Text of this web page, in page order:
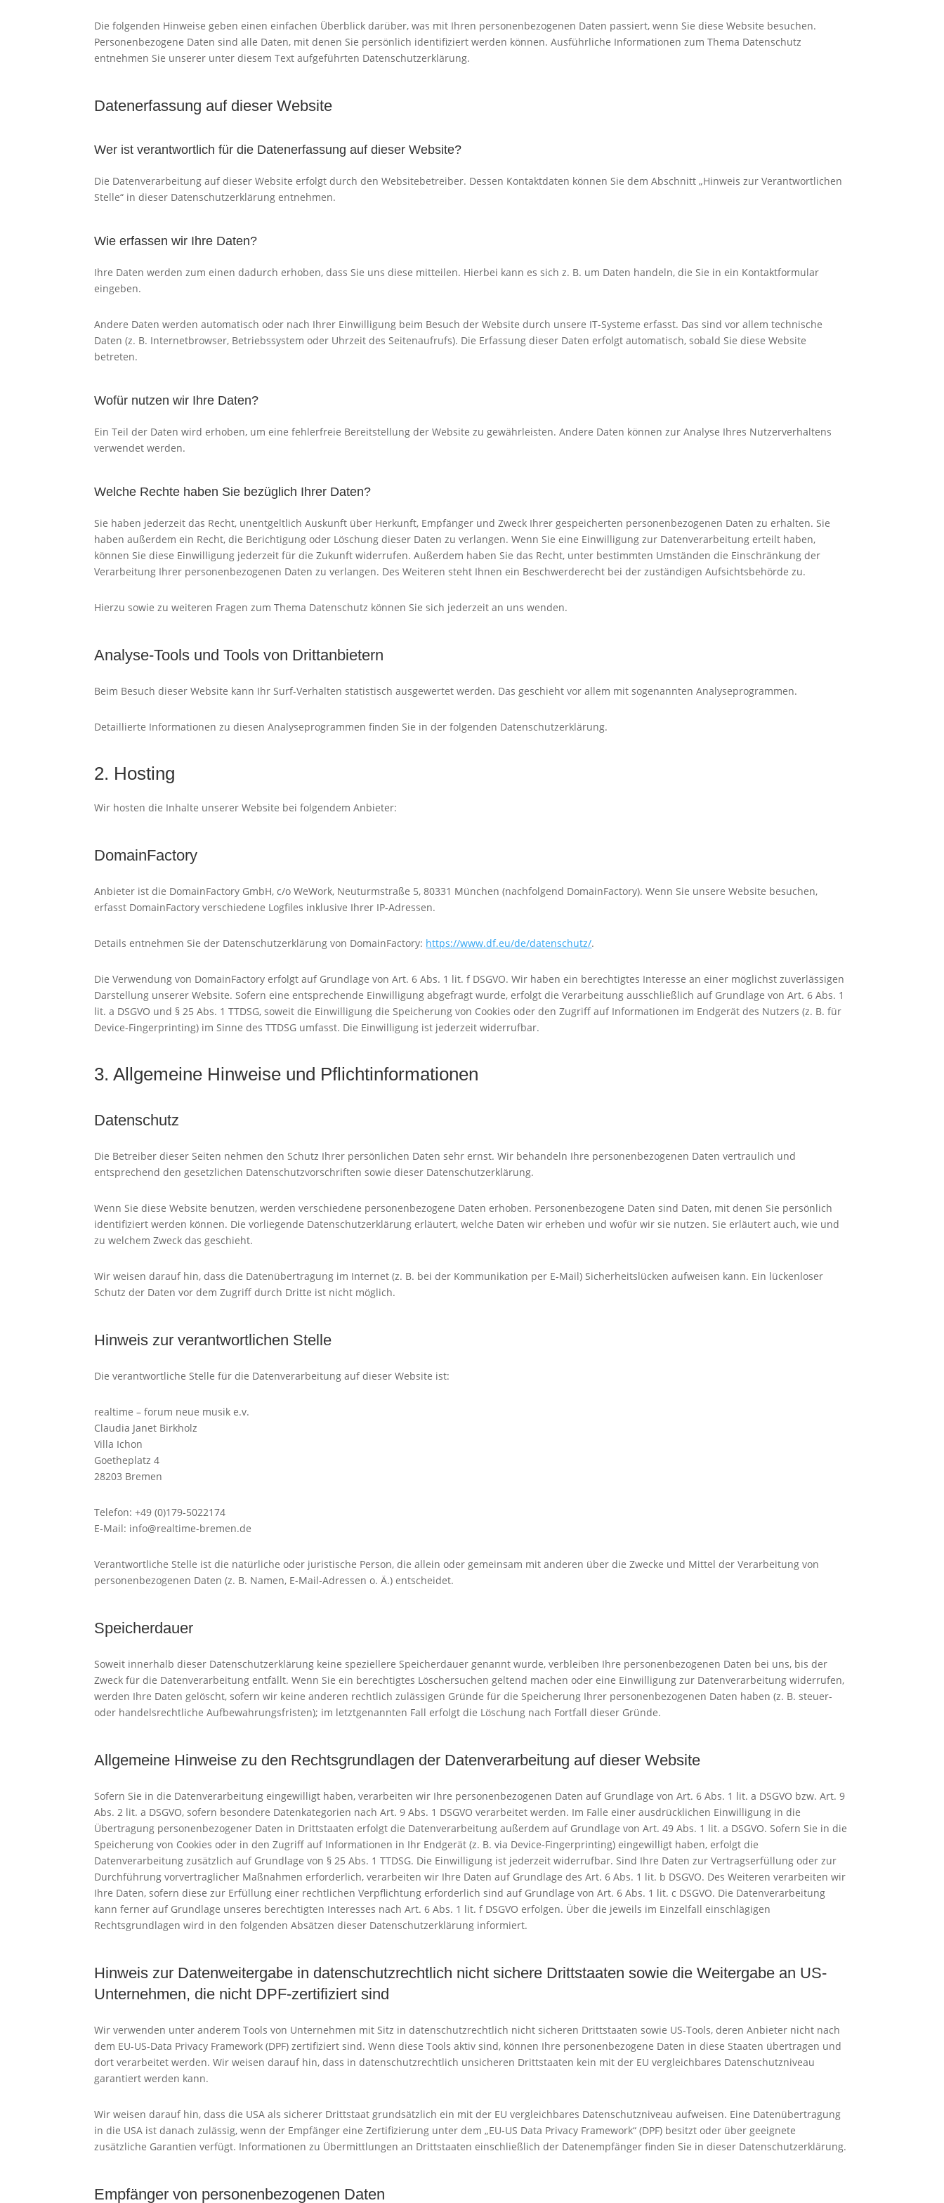
Die folgenden Hinweise geben einen einfachen Überblick darüber, was mit Ihren personenbezogenen Daten passiert, wenn Sie diese Website besuchen.
Personenbezogene Daten sind alle Daten, mit denen Sie persönlich identifiziert werden können. Ausführliche Informationen zum Thema Datenschutz
entnehmen Sie unserer unter diesem Text aufgeführten Datenschutzerklärung.
Datenerfassung auf dieser Website
Wer ist verantwortlich für die Datenerfassung auf dieser Website?
Die Datenverarbeitung auf dieser Website erfolgt durch den Websitebetreiber. Dessen Kontaktdaten können Sie dem Abschnitt „Hinweis zur Verantwortlichen
Stelle“ in dieser Datenschutzerklärung entnehmen.
Wie erfassen wir Ihre Daten?
Ihre Daten werden zum einen dadurch erhoben, dass Sie uns diese mitteilen. Hierbei kann es sich z. B. um Daten handeln, die Sie in ein Kontaktformular
eingeben.
Andere Daten werden automatisch oder nach Ihrer Einwilligung beim Besuch der Website durch unsere IT-Systeme erfasst. Das sind vor allem technische
Daten (z. B. Internetbrowser, Betriebssystem oder Uhrzeit des Seitenaufrufs). Die Erfassung dieser Daten erfolgt automatisch, sobald Sie diese Website
betreten.
Wofür nutzen wir Ihre Daten?
Ein Teil der Daten wird erhoben, um eine fehlerfreie Bereitstellung der Website zu gewährleisten. Andere Daten können zur Analyse Ihres Nutzerverhaltens
verwendet werden.
Welche Rechte haben Sie bezüglich Ihrer Daten?
Sie haben jederzeit das Recht, unentgeltlich Auskunft über Herkunft, Empfänger und Zweck Ihrer gespeicherten personenbezogenen Daten zu erhalten. Sie
haben außerdem ein Recht, die Berichtigung oder Löschung dieser Daten zu verlangen. Wenn Sie eine Einwilligung zur Datenverarbeitung erteilt haben,
können Sie diese Einwilligung jederzeit für die Zukunft widerrufen. Außerdem haben Sie das Recht, unter bestimmten Umständen die Einschränkung der
Verarbeitung Ihrer personenbezogenen Daten zu verlangen. Des Weiteren steht Ihnen ein Beschwerderecht bei der zuständigen Aufsichtsbehörde zu.
Hierzu sowie zu weiteren Fragen zum Thema Datenschutz können Sie sich jederzeit an uns wenden.
Analyse-Tools und Tools von Dritt­anbietern
Beim Besuch dieser Website kann Ihr Surf-Verhalten statistisch ausgewertet werden. Das geschieht vor allem mit sogenannten Analyseprogrammen.
Detaillierte Informationen zu diesen Analyseprogrammen finden Sie in der folgenden Datenschutzerklärung.
2. Hosting
Wir hosten die Inhalte unserer Website bei folgendem Anbieter:
DomainFactory
Anbieter ist die DomainFactory GmbH, c/o WeWork, Neuturmstraße 5, 80331 München (nachfolgend DomainFactory). Wenn Sie unsere Website besuchen,
erfasst DomainFactory verschiedene Logfiles inklusive Ihrer IP-Adressen.
Details entnehmen Sie der Datenschutzerklärung von DomainFactory: https://www.df.eu/de/datenschutz/.
Die Verwendung von DomainFactory erfolgt auf Grundlage von Art. 6 Abs. 1 lit. f DSGVO. Wir haben ein berechtigtes Interesse an einer möglichst zuverlässigen
Darstellung unserer Website. Sofern eine entsprechende Einwilligung abgefragt wurde, erfolgt die Verarbeitung ausschließlich auf Grundlage von Art. 6 Abs. 1
lit. a DSGVO und § 25 Abs. 1 TTDSG, soweit die Einwilligung die Speicherung von Cookies oder den Zugriff auf Informationen im Endgerät des Nutzers (z. B. für
Device-Fingerprinting) im Sinne des TTDSG umfasst. Die Einwilligung ist jederzeit widerrufbar.
3. Allgemeine Hinweise und Pflicht­informationen
Datenschutz
Die Betreiber dieser Seiten nehmen den Schutz Ihrer persönlichen Daten sehr ernst. Wir behandeln Ihre personenbezogenen Daten vertraulich und
entsprechend den gesetzlichen Datenschutzvorschriften sowie dieser Datenschutzerklärung.
Wenn Sie diese Website benutzen, werden verschiedene personenbezogene Daten erhoben. Personenbezogene Daten sind Daten, mit denen Sie persönlich
identifiziert werden können. Die vorliegende Datenschutzerklärung erläutert, welche Daten wir erheben und wofür wir sie nutzen. Sie erläutert auch, wie und
zu welchem Zweck das geschieht.
Wir weisen darauf hin, dass die Datenübertragung im Internet (z. B. bei der Kommunikation per E-Mail) Sicherheitslücken aufweisen kann. Ein lückenloser
Schutz der Daten vor dem Zugriff durch Dritte ist nicht möglich.
Hinweis zur verantwortlichen Stelle
Die verantwortliche Stelle für die Datenverarbeitung auf dieser Website ist:
realtime – forum neue musik e.v.
Claudia Janet Birkholz
Villa Ichon
Goetheplatz 4
28203 Bremen
Telefon: +49 (0)179-5022174
E-Mail: info@realtime-bremen.de
Verantwortliche Stelle ist die natürliche oder juristische Person, die allein oder gemeinsam mit anderen über die Zwecke und Mittel der Verarbeitung von
personenbezogenen Daten (z. B. Namen, E-Mail-Adressen o. Ä.) entscheidet.
Speicherdauer
Soweit innerhalb dieser Datenschutzerklärung keine speziellere Speicherdauer genannt wurde, verbleiben Ihre personenbezogenen Daten bei uns, bis der
Zweck für die Datenverarbeitung entfällt. Wenn Sie ein berechtigtes Löschersuchen geltend machen oder eine Einwilligung zur Datenverarbeitung widerrufen,
werden Ihre Daten gelöscht, sofern wir keine anderen rechtlich zulässigen Gründe für die Speicherung Ihrer personenbezogenen Daten haben (z. B. steuer-
oder handelsrechtliche Aufbewahrungsfristen); im letztgenannten Fall erfolgt die Löschung nach Fortfall dieser Gründe.
Allgemeine Hinweise zu den Rechtsgrundlagen der Datenverarbeitung auf dieser Website
Sofern Sie in die Datenverarbeitung eingewilligt haben, verarbeiten wir Ihre personenbezogenen Daten auf Grundlage von Art. 6 Abs. 1 lit. a DSGVO bzw. Art. 9
Abs. 2 lit. a DSGVO, sofern besondere Datenkategorien nach Art. 9 Abs. 1 DSGVO verarbeitet werden. Im Falle einer ausdrücklichen Einwilligung in die
Übertragung personenbezogener Daten in Drittstaaten erfolgt die Datenverarbeitung außerdem auf Grundlage von Art. 49 Abs. 1 lit. a DSGVO. Sofern Sie in die
Speicherung von Cookies oder in den Zugriff auf Informationen in Ihr Endgerät (z. B. via Device-Fingerprinting) eingewilligt haben, erfolgt die
Datenverarbeitung zusätzlich auf Grundlage von § 25 Abs. 1 TTDSG. Die Einwilligung ist jederzeit widerrufbar. Sind Ihre Daten zur Vertragserfüllung oder zur
Durchführung vorvertraglicher Maßnahmen erforderlich, verarbeiten wir Ihre Daten auf Grundlage des Art. 6 Abs. 1 lit. b DSGVO. Des Weiteren verarbeiten wir
Ihre Daten, sofern diese zur Erfüllung einer rechtlichen Verpflichtung erforderlich sind auf Grundlage von Art. 6 Abs. 1 lit. c DSGVO. Die Datenverarbeitung
kann ferner auf Grundlage unseres berechtigten Interesses nach Art. 6 Abs. 1 lit. f DSGVO erfolgen. Über die jeweils im Einzelfall einschlägigen
Rechtsgrundlagen wird in den folgenden Absätzen dieser Datenschutzerklärung informiert.
Hinweis zur Datenweitergabe in datenschutzrechtlich nicht sichere Drittstaaten sowie die Weitergabe an US-
Unternehmen, die nicht DPF-zertifiziert sind
Wir verwenden unter anderem Tools von Unternehmen mit Sitz in datenschutzrechtlich nicht sicheren Drittstaaten sowie US-Tools, deren Anbieter nicht nach
dem EU-US-Data Privacy Framework (DPF) zertifiziert sind. Wenn diese Tools aktiv sind, können Ihre personenbezogene Daten in diese Staaten übertragen und
dort verarbeitet werden. Wir weisen darauf hin, dass in datenschutzrechtlich unsicheren Drittstaaten kein mit der EU vergleichbares Datenschutzniveau
garantiert werden kann.
Wir weisen darauf hin, dass die USA als sicherer Drittstaat grundsätzlich ein mit der EU vergleichbares Datenschutzniveau aufweisen. Eine Datenübertragung
in die USA ist danach zulässig, wenn der Empfänger eine Zertifizierung unter dem „EU-US Data Privacy Framework“ (DPF) besitzt oder über geeignete
zusätzliche Garantien verfügt. Informationen zu Übermittlungen an Drittstaaten einschließlich der Datenempfänger finden Sie in dieser Datenschutzerklärung.
Empfänger von personenbezogenen Daten